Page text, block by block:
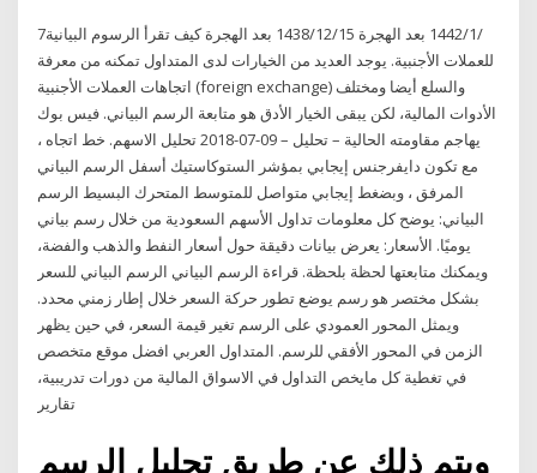
7‏‏/1‏‏/1442 بعد الهجرة 15‏‏/12‏‏/1438 بعد الهجرة كيف تقرأ الرسوم البيانية
للعملات الأجنبية. يوجد العديد من الخيارات لدى المتداول تمكنه من معرفة
اتجاهات العملات الأجنبية (foreign exchange) والسلع أيضا ومختلف
الأدوات المالية، لكن يبقى الخيار الأدق هو متابعة الرسم البياني. فيس بوك
يهاجم مقاومته الحالية – تحليل – 09-07-2018 تحليل الاسهم. خط اتجاه ،
مع تكون دايفرجنس إيجابي بمؤشر الستوكاستيك أسفل الرسم البياني
المرفق ، وبضغط إيجابي متواصل للمتوسط المتحرك البسيط الرسم
البياني: يوضح كل معلومات تداول الأسهم السعودية من خلال رسم بياني
يوميًا. الأسعار: يعرض بيانات دقيقة حول أسعار النفط والذهب والفضة،
ويمكنك متابعتها لحظة بلحظة. قراءة الرسم البياني الرسم البياني للسعر
بشكل مختصر هو رسم يوضع تطور حركة السعر خلال إطار زمني محدد.
ويمثل المحور العمودي على الرسم تغير قيمة السعر، في حين يظهر
الزمن في المحور الأفقي للرسم. المتداول العربي افضل موقع متخصص
في تغطية كل مايخص التداول في الاسواق المالية من دورات تدريبية،
تقارير
ويتم ذلك عن طريق تحليل الرسم